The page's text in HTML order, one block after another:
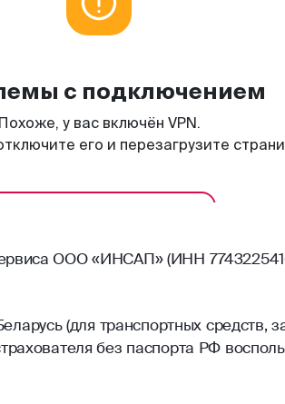
ООО «ИНСАП» (ИНН
(для транспортных средств,
без паспорта РФ